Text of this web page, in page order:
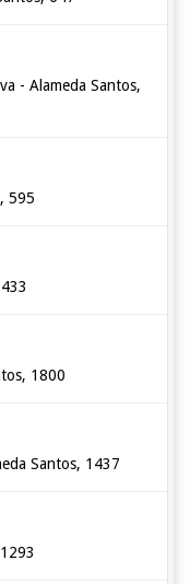
- Alameda Santos,
595
1800
Santos, 1437